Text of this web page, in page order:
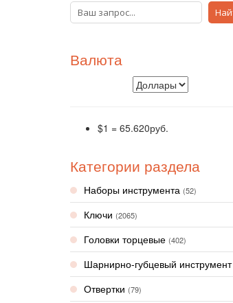
Валюта
$1 = 65.620руб.
Категории раздела
Наборы инструмента (52)
Ключи (2065)
Головки торцевые (402)
Шарнирно-губцевый инструмент
Отвертки (79)